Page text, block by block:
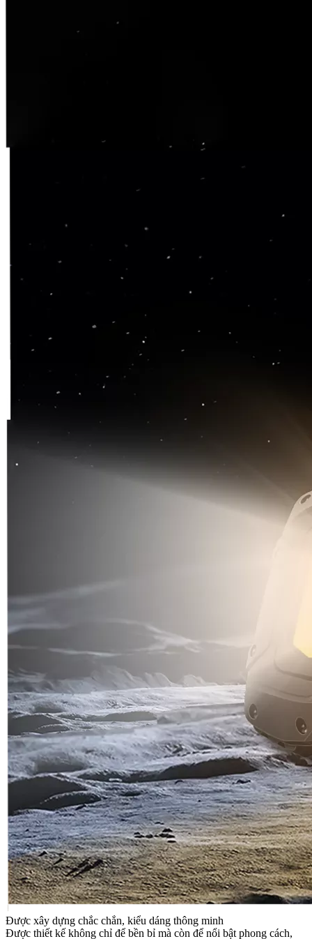
Được xây dựng chắc chắn, kiểu dáng thông minh
Được thiết kế không chỉ để bền bỉ mà còn để nổi bật phong cách,